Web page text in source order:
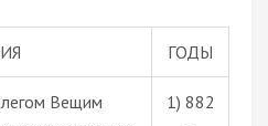
ГОДЫ
Вещим
1) 882